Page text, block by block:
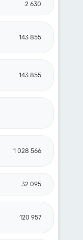
2 630
143 855
143 855
1 028 566
32 095
120 957